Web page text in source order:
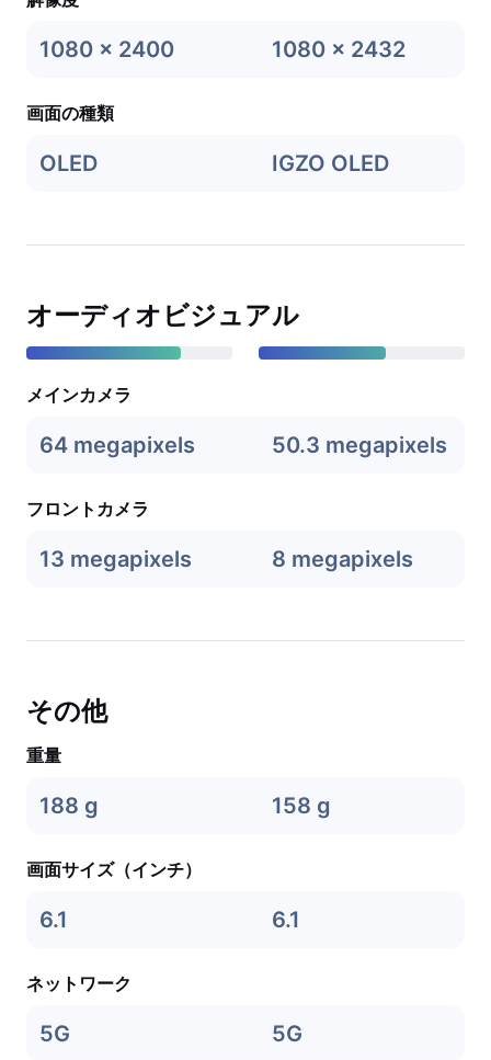
1080 x 2400 1080 x 2432
画面の種類
OLED IGZO OLED
オーディオビジュアル
メインカメラ
64 megapixels 50.3 megapixels
フロントカメラ
13 megapixels 8 megapixels
その他
重量
188 g 158 g
画面サイズ（インチ）
6.1 6.1
ネットワーク
5G 5G